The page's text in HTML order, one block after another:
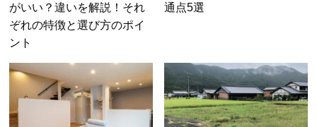
がいい？違いを解説！それ
ぞれの特徴と選び方のポイ
ント
通点5選